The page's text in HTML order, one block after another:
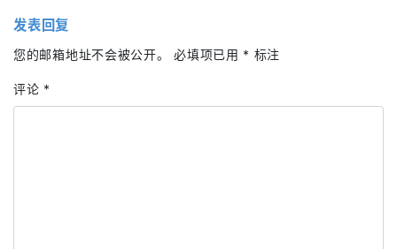
发表回复
您的邮箱地址不会被公开。 必填项已用 * 标注
评论 *